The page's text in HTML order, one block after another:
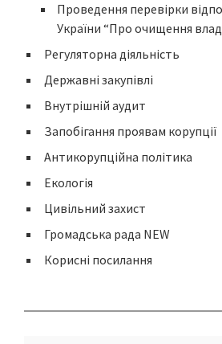
Проведення перевірки
України “Про очищення
Регуляторна діяльність
Державні закупівлі
Внутрішній аудит
Запобігання проявам корупції
Антикорупційна політика
Екологія
Цивільний захист
Громадська рада NEW
Корисні посилання